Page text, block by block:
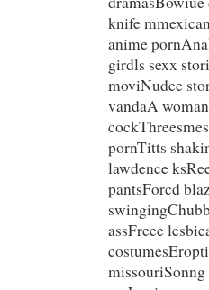
knife
anime
girdls sexx
moviNudee
vandaA
pornTitts
lawdence
pantsForcd
assFreee